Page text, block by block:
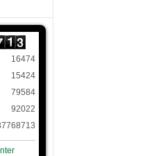
16474
15424
79584
92022